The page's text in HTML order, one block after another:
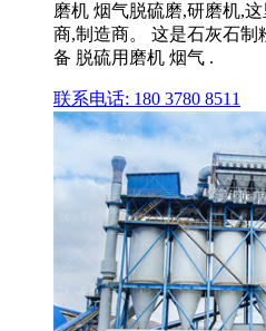
磨机 烟气脱硫磨,研磨机,
商,制造商。 这是石灰石
备 脱硫用磨机 烟气 .
联系电话: 180 3780 8511